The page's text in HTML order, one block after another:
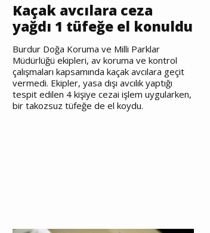
Kaçak avcılara ceza
yağdı 1 tüfeğe el konuldu
Burdur Doğa Koruma ve Milli Parklar
Müdürlüğü ekipleri, av koruma ve kontrol
çalışmaları kapsamında kaçak avcılara geçit
vermedi. Ekipler, yasa dışı avcılık yaptığı
tespit edilen 4 kişiye cezai işlem uygularken,
bir takozsuz tüfeğe de el koydu.